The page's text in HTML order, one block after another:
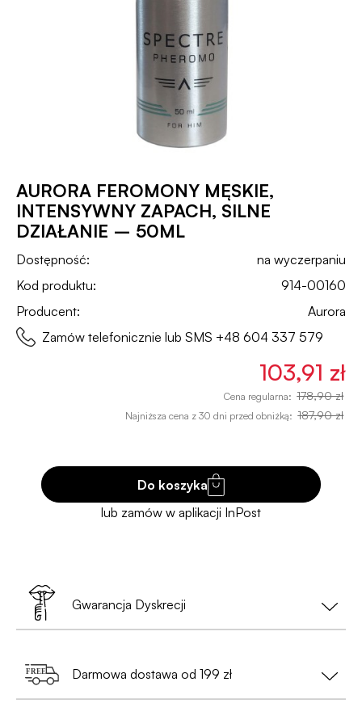
AURORA FEROMONY MĘSKIE,
INTENSYWNY ZAPACH, SILNE
DZIAŁANIE – 50ML
Dostępność:
na wyczerpaniu
Kod produktu:
914-00160
Producent:
Aurora
Zamów telefonicznie lub SMS +48 604 337 579
103,91 zł
Cena regularna: 178,90 zł
Najniższa cena z 30 dni przed obniżką: 187,90 zł
Do koszyka
Gwarancja Dyskrecji
•
Darmowa dostawa od 199 zł